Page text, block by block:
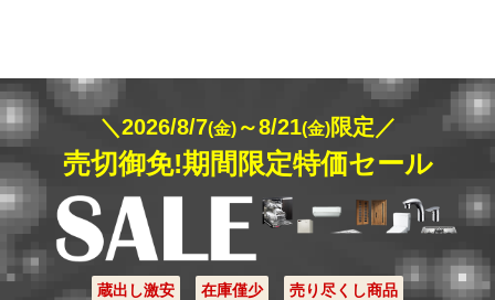
＼2026/8/7(金)～8/21(金)限定／
売切御免!期間限定特価セール
蔵出し激安 在庫僅少 売り尽くし商品